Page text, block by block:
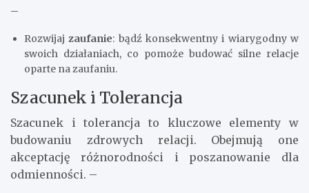
–
Rozwijajzaufanie: bądź konsekwentny i wiarygodny w
swoich działaniach, co pomoże budować silne relacje
oparte na zaufaniu.
Szacunek i Tolerancja
Szacunek i tolerancja to kluczowe elementy w
budowaniu zdrowych relacji. Obejmują one
akceptację różnorodności i poszanowanie dla
odmienności. –